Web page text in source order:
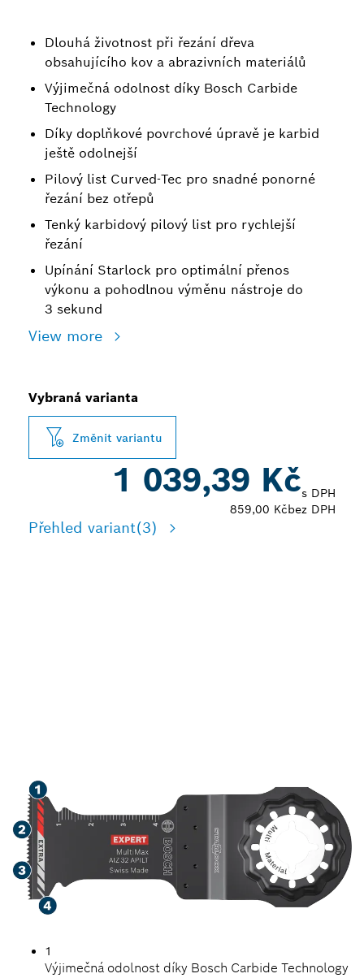
Dlouhá životnost při řezání dřeva
obsahujícího kov a abrazivních materiálů
Výjimečná odolnost díky Bosch Carbide
Technology
Díky doplňkové povrchové úpravě je karbid
ještě odolnejší
Pilový list Curved-Tec pro snadné ponorné
řezání bez otřepů
Tenký karbidový pilový list pro rychlejší
řezání
Upínání Starlock pro optimální přenos
výkonu a pohodlnou výměnu nástroje do
3 sekund
View more
Vybraná varianta
Změnit variantu
1 039,39 Kčs DPH
859,00 Kčbez DPH
Přehled variant(3)
1
Výjimečná odolnost díky Bosch Carbide Technology